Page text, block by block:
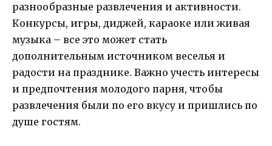
разнообразные развлечения и активности.
Конкурсы, игры, диджей, караоке или живая
музыка – все это может стать
дополнительным источником веселья и
радости на празднике. Важно учесть интересы
и предпочтения молодого парня, чтобы
развлечения были по его вкусу и пришлись по
душе гостям.